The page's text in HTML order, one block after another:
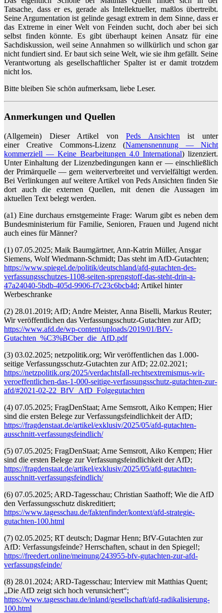
Tatsache, dass er es, gerade als Intellektueller, maßlos übertreibt.
Seine Argumentation ist gelinde gesagt extrem in dem Sinne, dass er
das Extreme in einer Welt von Feinden sucht, doch aber bei sich
selbst finden könnte. Es gibt überhaupt keinen Ansatz für eine
Sachdiskussion, weil seine Annahmen so willkürlich und schon gar
nicht fundiert sind. Er baut sich seine Welt, wie sie ihm gefällt. Seine
Verantwortung als gesellschaftlicher Spalter ist er damit trotzdem
nicht los.
Bitte bleiben Sie schön aufmerksam, liebe Leser.
Anmerkungen und Quellen
(Allgemein) Dieser Artikel vonPeds Ansichten ist unter
einer Creative Commons-Lizenz (Namensnennung — Nicht
kommerziell— Keine Bearbeitungen 4.0 International) lizenziert.
Unter Einhaltung der Lizenzbedingungen kann er — einschließlich
der Primärquelle — gern weiterverbreitet und vervielfältigt werden.
Bei Verlinkungen auf weitere Artikel von Peds Ansichten finden Sie
dort auch die externen Quellen, mit denen die Aussagen im
aktuellen Text belegt werden.
(a1) Eine durchaus ernstgemeinte Frage: Warum gibt es neben dem
Bundesministerium für Familie, Senioren, Frauen und Jugend nicht
auch eines für Männer?
(1) 07.05.2025; Maik Baumgärtner, Ann-Katrin Müller, Ansgar
Siemens, Wolf Wiedmann-Schmidt; Das steht im AfD-Gutachten;
https://www.spiegel.de/politik/deutschland/afd-gutachten-des-
verfassungsschutzes-1108-seiten-sprengstoff-das-steht-drin-a-
47a24040-5bdb-405d-9906-f7c23c6bcb4d; Artikel hinter
Werbeschranke
(2) 28.01.2019; AfD; Andre Meister, Anna Biselli, Markus Reuter;
Wir veröffentlichen das Verfassungsschutz-Gutachten zur AfD;
https://www.afd.de/wp-content/uploads/2019/01/BfV-
Gutachten_%C3%BCber_die_AfD.pdf
(3) 03.02.2025; netzpolitik.org; Wir veröffentlichen das 1.000-
seitige Verfassungsschutz-Gutachten zur AfD; 22.02.2021;
https://netzpolitik.org/2025/verdachtsfall-rechtsextremismus-wir-
veroeffentlichen-das-1-000-seitige-verfassungsschutz-gutachten-zur-
afd/#2021-02-22_BfV_AfD_Folgegutachten
(4) 07.05.2025; FragDenStaat; Arne Semsrott, Aiko Kempen; Hier
sind die ersten Belege zur Verfassungsfeindlichkeit der AfD;
https://fragdenstaat.de/artikel/exklusiv/2025/05/afd-gutachten-
ausschnitt-verfassungsfeindlich/
(5) 07.05.2025; FragDenStaat; Arne Semsrott, Aiko Kempen; Hier
sind die ersten Belege zur Verfassungsfeindlichkeit der AfD;
https://fragdenstaat.de/artikel/exklusiv/2025/05/afd-gutachten-
ausschnitt-verfassungsfeindlich/
(6) 07.05.2025; ARD-Tagesschau; Christian Saathoff; Wie die AfD
den Verfassungsschutz diskreditiert;
https://www.tagesschau.de/faktenfinder/kontext/afd-strategie-
gutachten-100.html
(7) 02.05.2025; RT deutsch; Dagmar Henn; BfV-Gutachten zur
AfD: Verfassungsfeinde? Herrschaften, schaut in den Spiegel!;
https://freedert.online/meinung/243955-bfv-gutachten-zur-afd-
verfassungsfeinde/
(8) 28.01.2024; ARD-Tagesschau; Interview mit Matthias Quent;
„Die AfD zeigt sich hoch verunsichert“;
https://www.tagesschau.de/inland/gesellschaft/afd-radikalisierung-
100.html